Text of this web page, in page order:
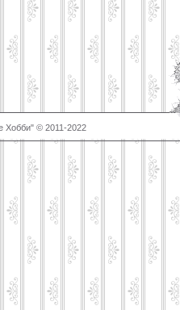
Хобби" © 2011-2022